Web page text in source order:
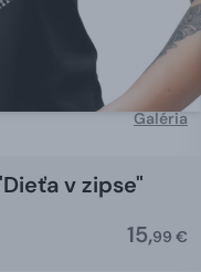
Galéria
v zipse"
15,99 €